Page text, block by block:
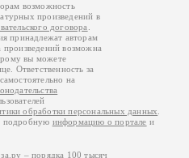
возможность
произведений в
договора
принадлежат авторам
произведений возможна
вы можете
Ответственность за
на
обработки персональных данных
подробную информацию о портале и
– порядка 100 тысяч